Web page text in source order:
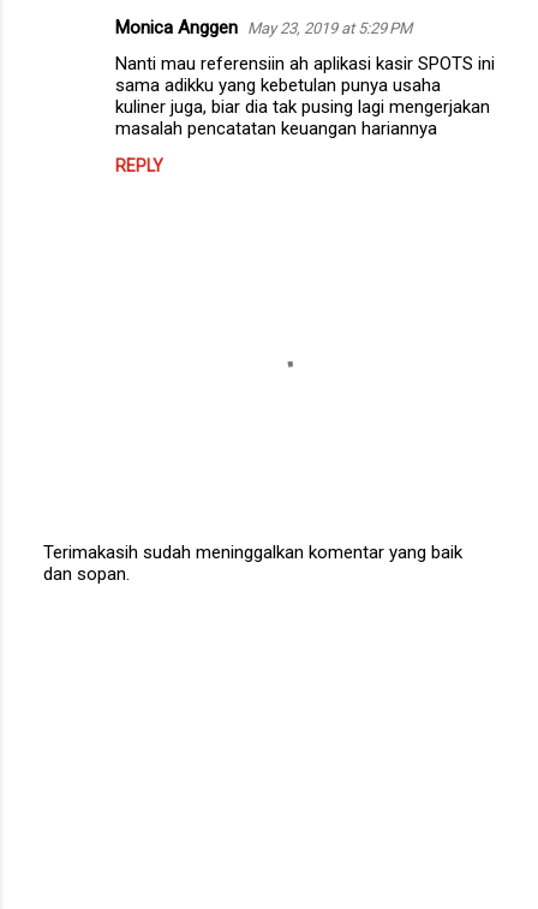
Monica Anggen May 23, 2019 at 5:29 PM
Nanti mau referensiin ah aplikasi kasir SPOTS ini
sama adikku yang kebetulan punya usaha
kuliner juga, biar dia tak pusing lagi mengerjakan
masalah pencatatan keuangan hariannya
REPLY
P
Terimakasih sudah meninggalkan komentar yang baik
dan sopan.